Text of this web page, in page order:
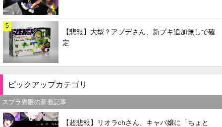
5
【悲報】大型？アプデさん、新ブキ追加無しで確
定
ピックアップカテゴリ
スプラ界隈の新着記事
【超悲報】リオラchさん、キャバ嬢に「ちょと